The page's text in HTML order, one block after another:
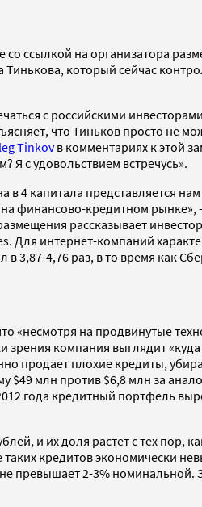
ссылкой на организатора
который сейчас
с российскими
что Тиньков просто не
Tinkovв комментариях к этой
Я с удовольствием встречусь».
в 4 капитала представляется
финансово-кредитном рынке»,
рассказывает
Для интернет-компаний
4,76 раз, в то время как
«несмотря на продвинутые
зрения компания выглядит
продает плохие кредиты,
$49 млн против $6,8 млн за
года кредитный портфель
и их доля растет с тех пор,
таких кредитов экономически
превышает 2-3% номинальной.